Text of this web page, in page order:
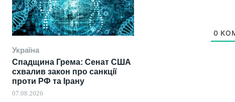
Україна
Спадщина Грема: Сенат США
схвалив закон про санкції
проти РФ та Ірану
07.08.2026
0